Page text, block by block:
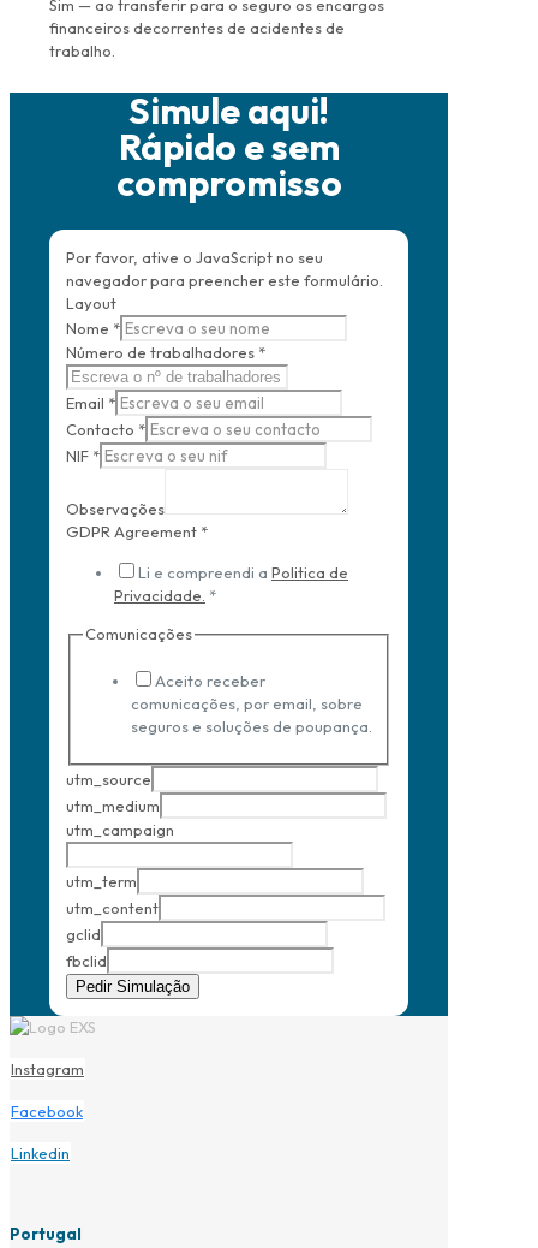
Sim — ao transferir para o seguro os encargos
financeiros decorrentes de acidentes de
trabalho.
Simule aqui!
Rápido e sem
compromisso
Por favor, ative o JavaScript no seu
navegador para preencher este formulário.
Layout
Nome *
Número de trabalhadores *
Email *
Contacto *
NIF *
Observações
GDPR Agreement *
Li e compreendi a Politica de
Privacidade. *
Comunicações
Aceito receber
comunicações, por email, sobre
seguros e soluções de poupança.
utm_source
utm_medium
utm_campaign
utm_term
utm_content
gclid
fbclid
Pedir Simulação
Instagram
Facebook
Linkedin
Portugal